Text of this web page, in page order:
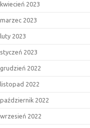
kwiecień 2023
marzec 2023
luty 2023
styczeń 2023
grudzień 2022
listopad 2022
październik 2022
wrzesień 2022